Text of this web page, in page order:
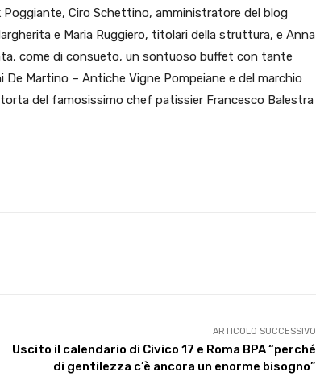
Ciro Schettino, amministratore del blog
e Maria Ruggiero, titolari della struttura, e Anna
come di consueto, un sontuoso buffet con tante
Martino – Antiche Vigne Pompeiane e del marchio
torta del famosissimo chef patissier Francesco Balestra
ARTICOLO SUCCESSIVO
Uscito il calendario di Civico 17 e Roma BPA “perché
di gentilezza c’è ancora un enorme bisogno”